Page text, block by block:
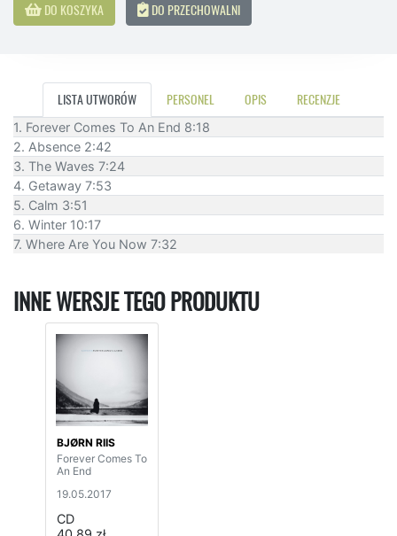
DO KOSZYKA DO PRZECHOWALNI
LISTA UTWORÓW PERSONEL OPIS RECENZJE
1. Forever Comes To An End 8:18
2. Absence 2:42
3. The Waves 7:24
4. Getaway 7:53
5. Calm 3:51
6. Winter 10:17
7. Where Are You Now 7:32
INNE WERSJE TEGO PRODUKTU
BJØRN RIIS
Forever Comes To
An End
19.05.2017
CD